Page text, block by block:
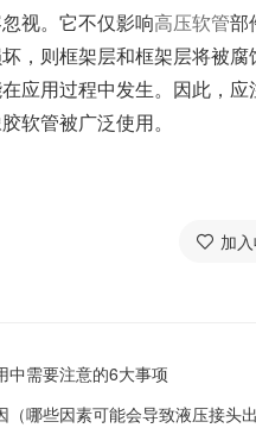
视。它不仅影响高压软管部
，则框架层和框架层将被
应用过程中发生。因此，
软管被广泛使用。
加
中需要注意的6大事项
哪些因素可能会导致液压接头出